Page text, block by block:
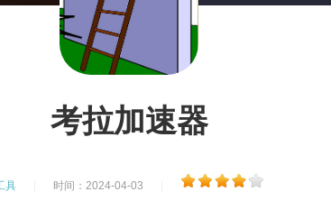
考拉加速器
具 时间：2024-04-03